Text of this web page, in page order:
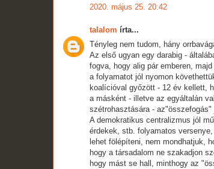
2020. május 25. 20:42
talalom írta...
Tényleg nem tudom, hány
Az első ugyan egy darabig -
fogva, hogy alig pár emberen,
a folyamatot jól nyomon
koalícióval győzött - 12 év kellett,
a másként - illetve az egyáltalán
szétrohasztására - az"összefogás"
A demokratikus centralizmus jól
érdekek, stb. folyamatos
lehet fölépíteni, nem mondhatjuk,
hogy a társadalom ne szakadjon
hogy mást se hall, minthogy az